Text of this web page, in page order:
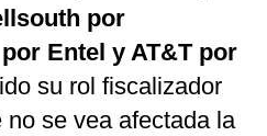
por
Entel y AT&T por
su rol fiscalizador
no se vea afectada la